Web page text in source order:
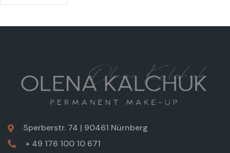
Sperberstr. 74 | 90461 Nürnberg
+ 49 176 100 10 671